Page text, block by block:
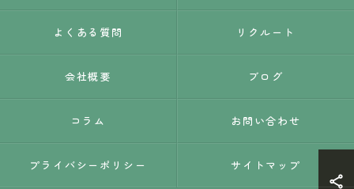
よくある質問 リクルート
会社概要 ブログ
コラム お問い合わせ
プライバシーポリシー サイトマップ